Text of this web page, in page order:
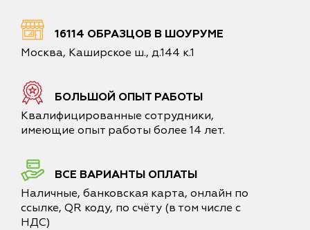
16114 ОБРАЗЦОВ В ШОУРУМЕ
Москва, Каширское ш., д.144 к.1
БОЛЬШОЙ ОПЫТ РАБОТЫ
Квалифицированные сотрудники,
имеющие опыт работы более 14 лет.
ВСЕ ВАРИАНТЫ ОПЛАТЫ
Наличные, банковская карта, онлайн по
ссылке, QR коду, по счёту (в том числе с
НДС)